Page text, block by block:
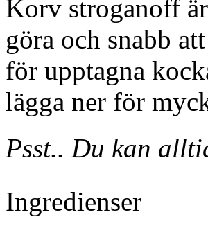
Korv stroganoff
göra och snabb
för upptagna
lägga ner för
Psst.. Du kan
Ingredienser